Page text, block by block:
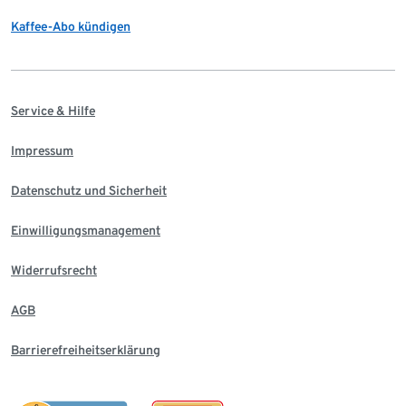
Kaffee-Abo kündigen
Service & Hilfe
Impressum
Datenschutz und Sicherheit
Einwilligungsmanagement
Widerrufsrecht
AGB
Barrierefreiheitserklärung